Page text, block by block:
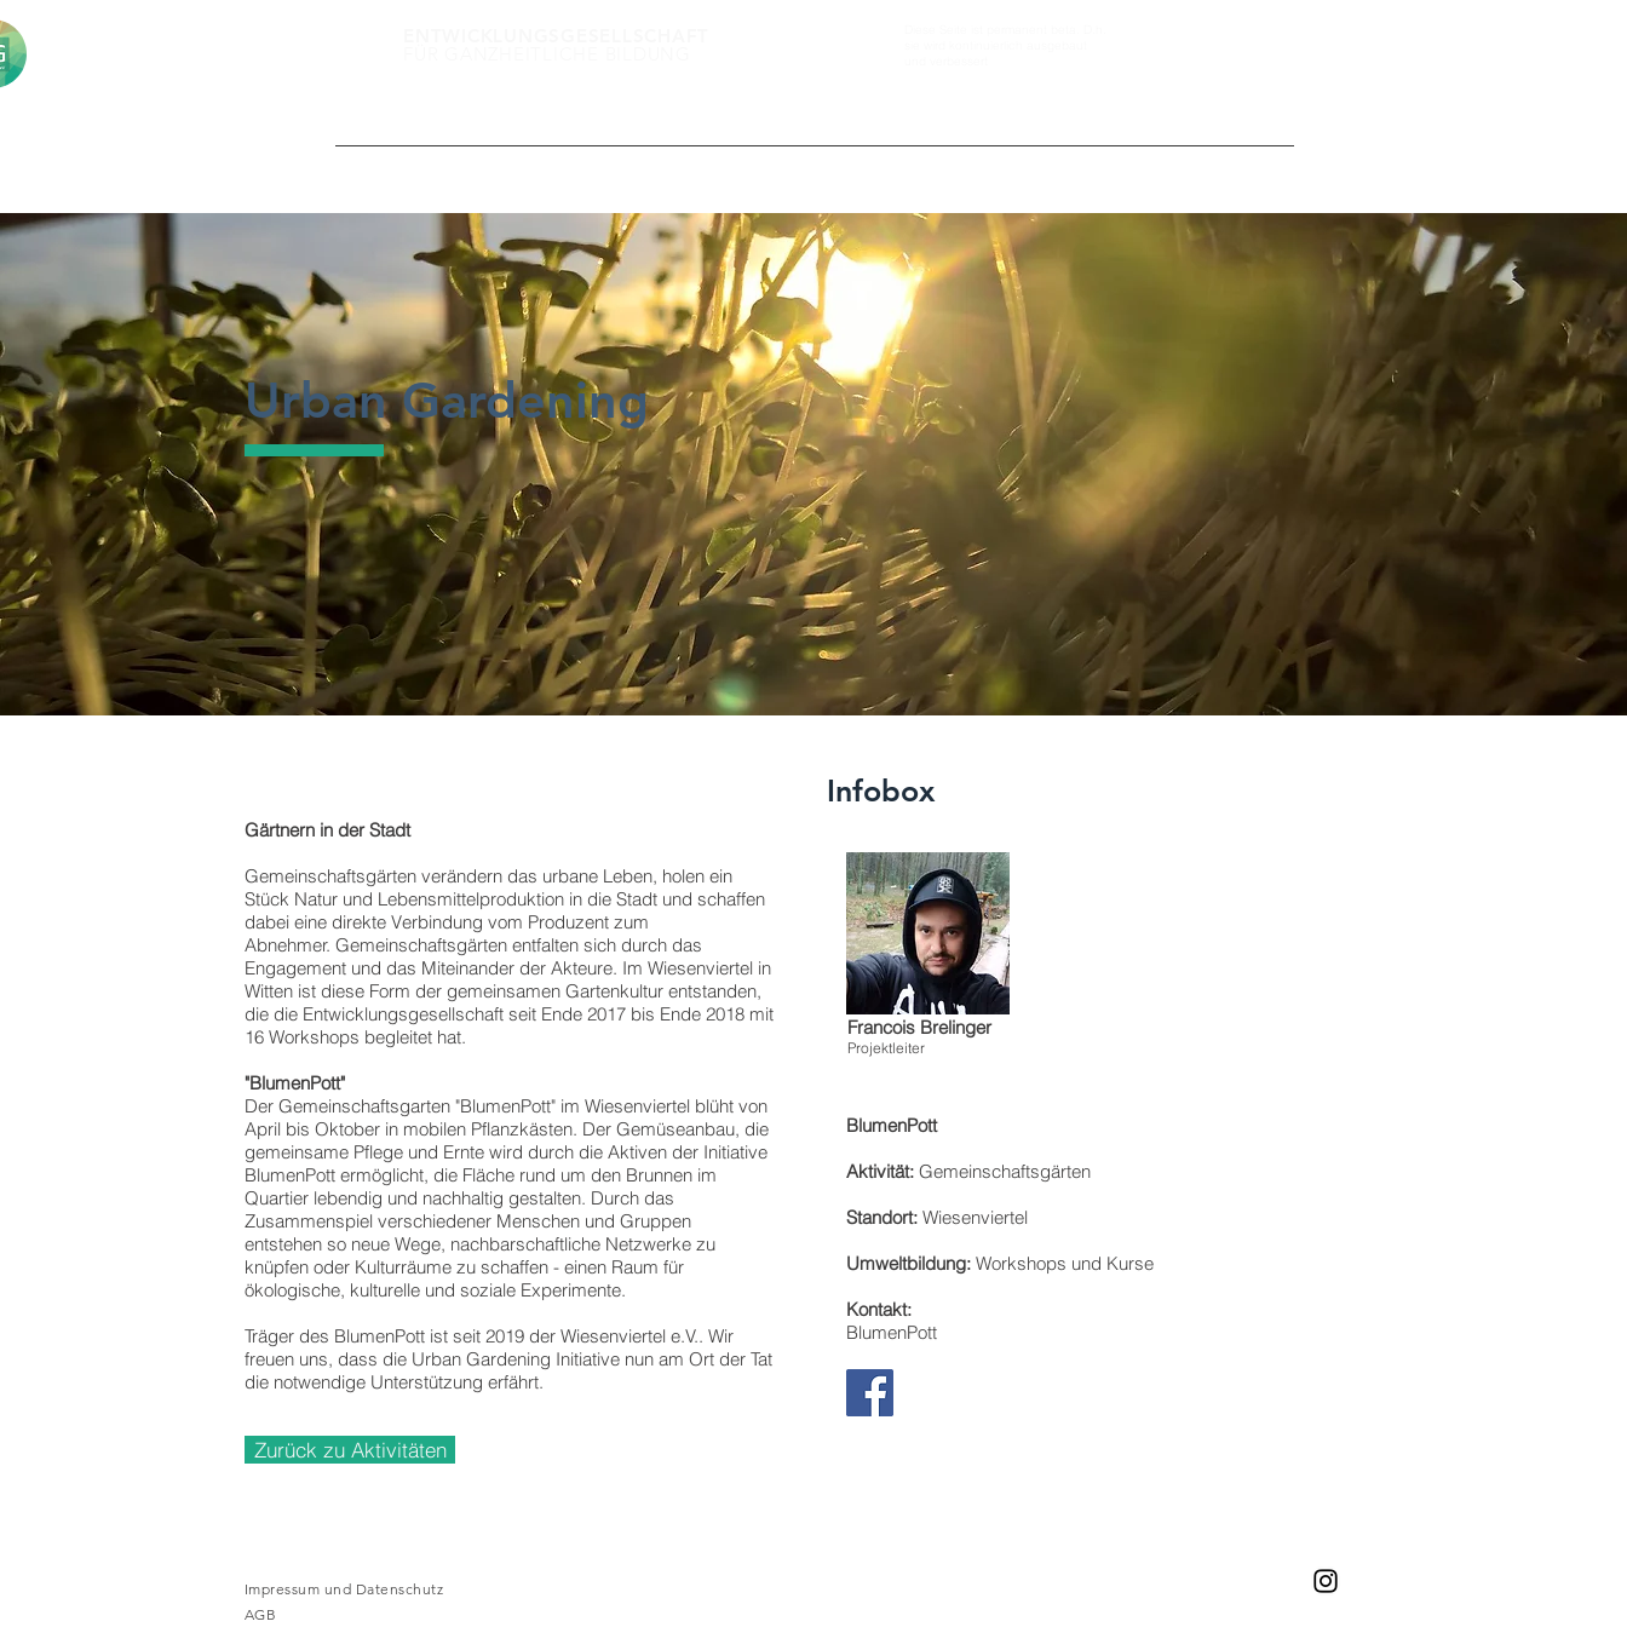
Urban Gardening
Infobox
Gärtnern in der Stadt
Gemeinschaftsgärten verändern das urbane Leben, holen ein
Stück Natur und Lebensmittelproduktion in die Stadt und schaffen
dabei eine direkte Verbindung vom Produzent zum
Abnehmer. Gemeinschaftsgärten entfalten sich durch das
Engagement und das Miteinander der Akteure. Im Wiesenviertel in
Witten ist diese Form der gemeinsamen Gartenkultur entstanden,
die die Entwicklungsgesellschaft seit Ende 2017 bis Ende 2018 mit
16 Workshops begleitet hat.
"BlumenPott"
Der Gemeinschaftsgarten "BlumenPott" im Wiesenviertel blüht von
April bis Oktober in mobilen Pflanzkästen. Der Gemüseanbau, die
gemeinsame Pflege und Ernte wird durch die Aktiven der Initiative
BlumenPott ermöglicht, die Fläche rund um den Brunnen im
Quartier lebendig und nachhaltig gestalten. Durch das
Zusammenspiel verschiedener Menschen und Gruppen
entstehen so neue Wege, nachbarschaftliche Netzwerke zu
knüpfen oder Kulturräume zu schaffen - einen Raum für
ökologische, kulturelle und soziale Experimente.
Träger des BlumenPott ist seit 2019 der Wiesenviertel e.V.. Wir
freuen uns, dass die Urban Gardening Initiative nun am Ort der Tat
die notwendige Unterstützung erfährt.
Zurück zu Aktivitäten
Francois Brelinger
Projektleiter
BlumenPott
Aktivität: Gemeinschaftsgärten​
Standort: Wiesenviertel
Umweltbildung: Workshops und Kurse
Kontakt:
BlumenPott
Impressum und Datenschutz
AGB